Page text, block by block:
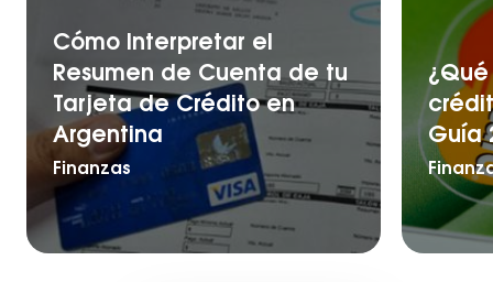
Cómo Interpretar el
Resumen de Cuenta de tu
Tarjeta de Crédito en
Argentina
Finanzas
Guía